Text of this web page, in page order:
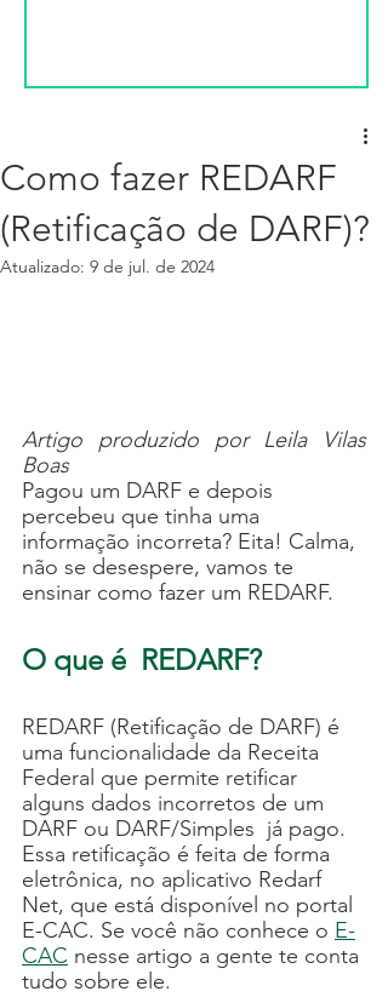
Como fazer REDARF
(Retificação de DARF)?
Atualizado: 9 de jul. de 2024
Artigo produzido por Leila Vilas
Boas
Pagou um DARF e depois
percebeu que tinha uma
informação incorreta? Eita! Calma,
não se desespere, vamos te
ensinar como fazer um REDARF.
O que é  REDARF?
REDARF (Retificação de DARF) é
uma funcionalidade da Receita
Federal que permite retificar
alguns dados incorretos de um
DARF ou DARF/Simples  já pago.
Essa retificação é feita de forma
eletrônica, no aplicativo Redarf
Net, que está disponível no portal
E-CAC. Se você não conhece o E-
CAC nesse artigo a gente te conta
tudo sobre ele.